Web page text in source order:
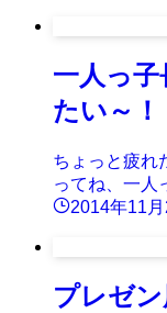
一人っ
たい～！
ちょっと疲れ
ってね、一人
2014年11月
プレゼン